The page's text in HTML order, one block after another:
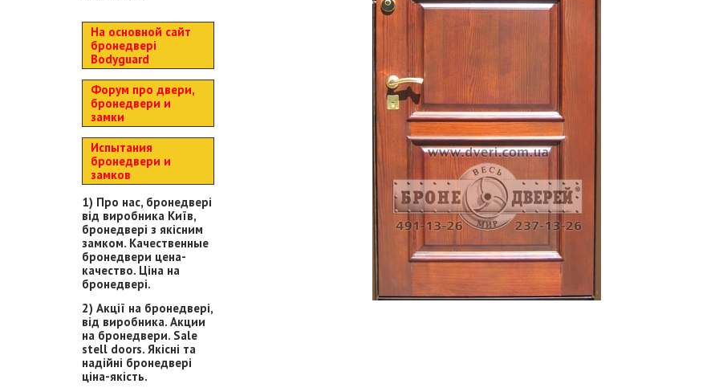
На основной сайт
бронедвері
Bodyguard
Форум про двери,
бронедвери и
замки
Испытания
бронедвери и
замков
1) Про нас, бронедвері
від виробника Київ,
бронедвері з якісним
замком. Качественные
бронедвери цена-
качество. Ціна на
бронедвері.
2) Акції на бронедвері,
від виробника. Акции
на бронедвери. Sale
stell doors. Якісні та
надійні бронедвері
ціна-якість.